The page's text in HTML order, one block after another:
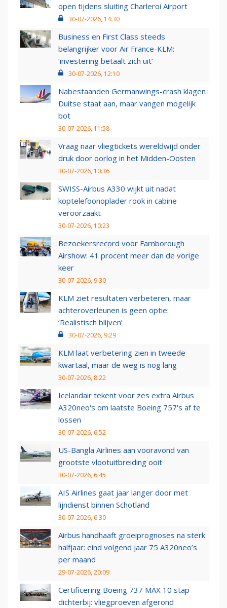
open tijdens sluiting Charleroi Airport
30-07-2026, 14:30
Business en First Class steeds
belangrijker voor Air France-KLM:
‘investering betaalt zich uit’
30-07-2026, 12:10
Nabestaanden Germanwings-crash klagen
Duitse staat aan, maar vangen mogelijk
bot
30-07-2026, 11:58
Vraag naar vliegtickets wereldwijd onder
druk door oorlog in het Midden-Oosten
30-07-2026, 10:36
SWISS-Airbus A330 wijkt uit nadat
koptelefoonoplader rook in cabine
veroorzaakt
30-07-2026, 10:23
Bezoekersrecord voor Farnborough
Airshow: 41 procent meer dan de vorige
keer
30-07-2026, 9:30
KLM ziet resultaten verbeteren, maar
achteroverleunen is geen optie:
‘Realistisch blijven’
30-07-2026, 9:29
KLM laat verbetering zien in tweede
kwartaal, maar de weg is nog lang
30-07-2026, 8:22
Icelandair tekent voor zes extra Airbus
A320neo's om laatste Boeing 757's af te
lossen
30-07-2026, 6:52
US-Bangla Airlines aan vooravond van
grootste vlootuitbreiding ooit
30-07-2026, 6:45
AIS Airlines gaat jaar langer door met
lijndienst binnen Schotland
30-07-2026, 6:30
Airbus handhaaft groeiprognoses na sterk
halfjaar: eind volgend jaar 75 A320neo’s
per maand
29-07-2026, 20:09
Certificering Boeing 737 MAX 10 stap
dichterbij: vliegproeven afgerond